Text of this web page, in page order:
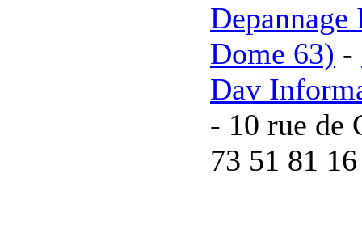
Dome 63) -
Dav
- 10 rue de
73 51 81 16